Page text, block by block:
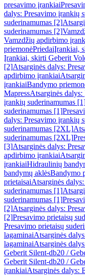
presavimo įrankiai
dalys: Presavimo įrankių
suderinamumas [2]
suderinamumas [2]
Vamzdžių apdirbimo
priemonėPriedaiĮrankiai,
Įrankiai, skirti Geberit
[2]Atsarginės dalys:
apdirbimo įrankiai
įrankiaiBandymo
MapressAtsarginės
įrankių suderinamumas
suderinamumas [1]
dalys: Presavimo įrankių
suderinamumas [2XL]
suderinamumas [2XL]
[3]Atsarginės dalys:
apdirbimo įrankiai
įrankiaiHidraulinių
bandymų aklėsBandymo
prietaisaiAtsarginės
suderinamumas [1]
suderinamumas [1]
[2]Atsarginės dalys:
[2]Presavimo prietaisų
Presavimo prietaisų
lagaminaiAtsarginės
lagaminaiAtsarginės
Geberit Silent-db20 /
Geberit Silent-db20 /
įrankiaiAtsarginės dalys: